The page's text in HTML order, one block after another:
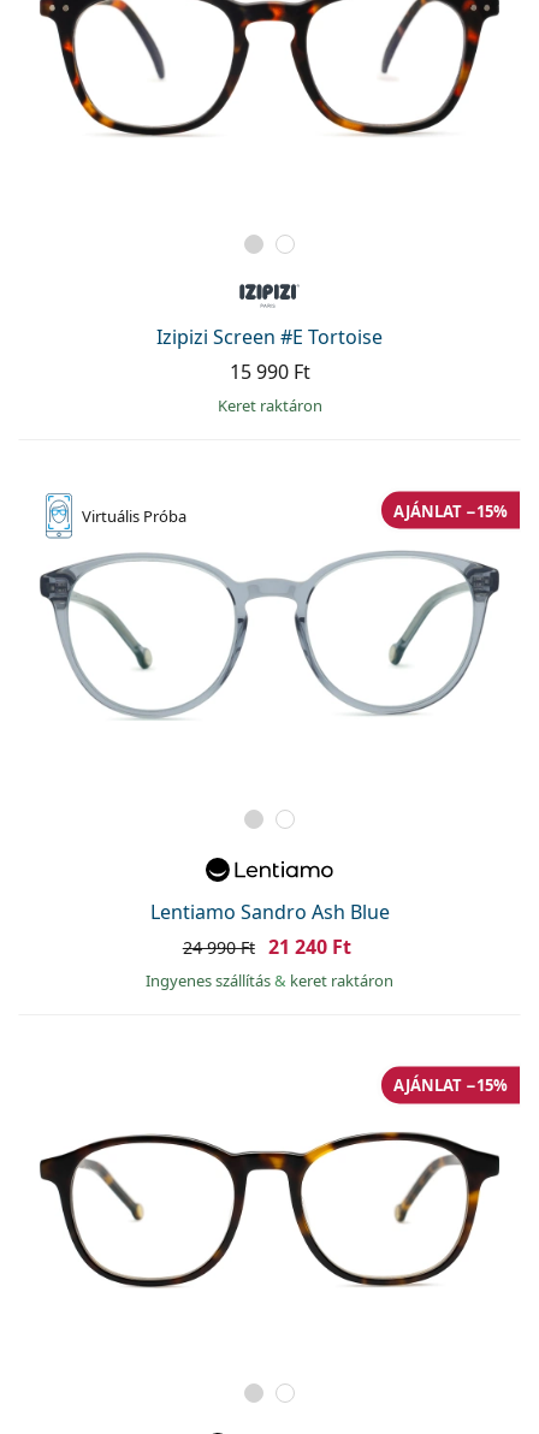
Izipizi Screen #E Tortoise
15 990 Ft
keret raktáron
Virtuális Próba
Lentiamo Sandro Ash Blue
AJÁNLAT −15%
24 990 Ft 21 240 Ft
Ingyenes szállítás& keret raktáron
AJÁNLAT −15%